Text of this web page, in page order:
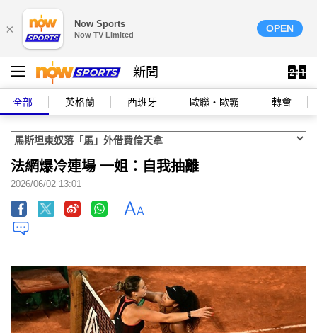
× Now Sports
Now TV Limited
OPEN
新聞
全部 英格蘭 西班牙 歐聯‧歐霸 轉會
法網爆冷連場 一姐：自我抽離
2026/06/02 13:01